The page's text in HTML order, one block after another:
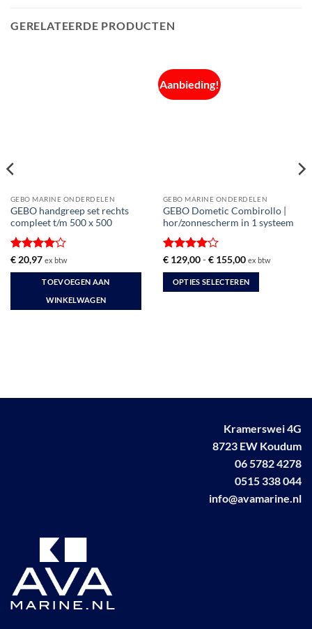
GERELATEERDE PRODUCTEN
GEBO MARINE ONDERDELEN
GEBO handgreep set rechts
compleet t/m 500 x 500
Gewaardeerd
4uit 5
€20,97 ex btw
TOEVOEGEN AAN
WINKELWAGEN
Aanbieding!
GEBO MARINE ONDERDELEN
GEBO Dometic Combirollo |
hor/zonnescherm in 1 systeem
Gewaardeerd
4uit 5
€129,00 - €155,00Prijsklasse:
tot
€ 155,00
ex btw
OPTIES SELECTEREN
kan
Kramerswei 4G
8723 EW Koudum
06 5782 4278
0515 338 044
info@avamarine.nl